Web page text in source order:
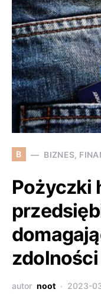
B BIZNES,
Pożyczki
autor noot 2023-